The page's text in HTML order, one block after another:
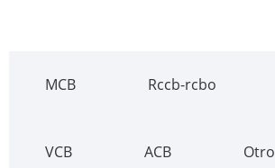
MCB Rccb-rcbo
VCB ACB Otro